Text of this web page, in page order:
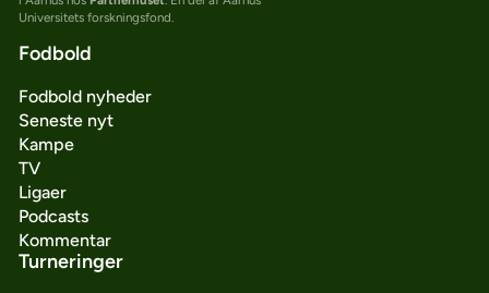
Universitets forskningsfond.
Fodbold
Fodbold nyheder
Seneste nyt
Kampe
TV
Ligaer
Podcasts
Kommentar
Turneringer